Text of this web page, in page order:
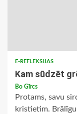
E-REFLEKSIJAS
Kam sūdzēt
Bo Gīrcs
Protams, savu
kristietim.